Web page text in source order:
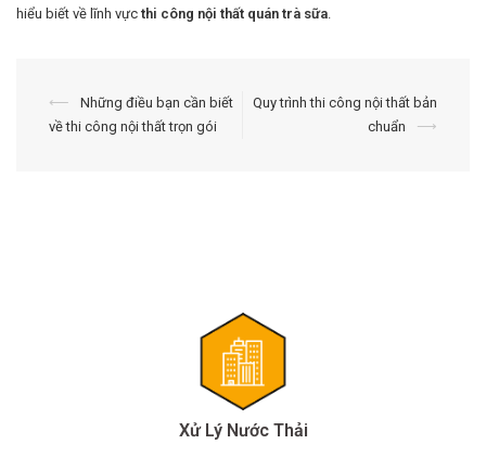
hiểu biết về lĩnh vực thi công nội thất quán trà sữa.
Điều
hướng
⟵
Những điều bạn cần biết
về thi công nội thất trọn gói
Quy trình thi công nội thất bản
chuẩn
⟶
Xử Lý Nước Thải